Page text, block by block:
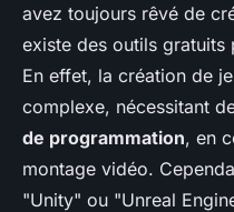
avez toujours rêvé de
existe des outils gratuits
En effet, la création de
complexe, nécessitant
de programmation, en
montage vidéo.
"Unity" ou "Unreal